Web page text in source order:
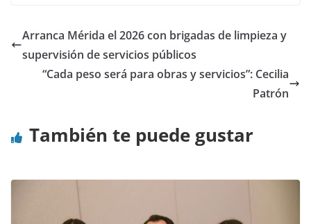
Arranca Mérida el 2026 con brigadas de limpieza y
supervisión de servicios públicos
“Cada peso será para obras y servicios”: Cecilia
Patrón
También te puede gustar